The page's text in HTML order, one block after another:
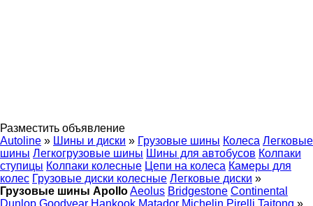
Разместить объявление
Autoline » Шины и диски » Грузовые шины Колеса Легковые
шины Легкогрузовые шины Шины для автобусов Колпаки
ступицы Колпаки колесные Цепи на колеса Камеры для
колес Грузовые диски колесные Легковые диски »
Грузовые шины ApolloAeolus Bridgestone Continental
Dunlop Goodyear Hankook Matador Michelin Pirelli Taitong »